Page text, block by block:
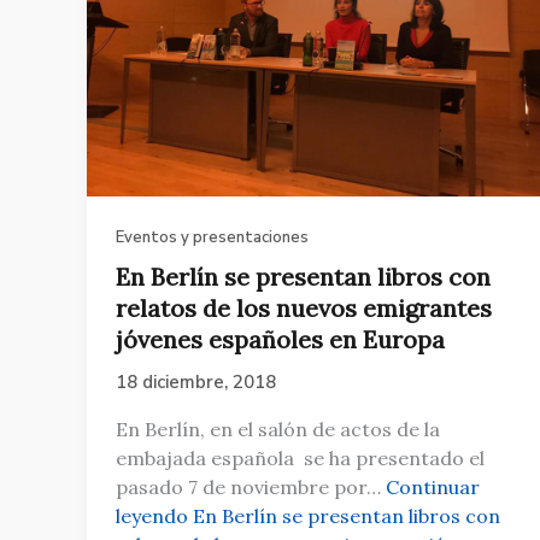
Eventos y presentaciones
En Berlín se presentan libros con
relatos de los nuevos emigrantes
jóvenes españoles en Europa
18 diciembre, 2018
En Berlín, en el salón de actos de la
embajada española se ha presentado el
pasado 7 de noviembre por… Continuar
leyendo En Berlín se presentan libros con